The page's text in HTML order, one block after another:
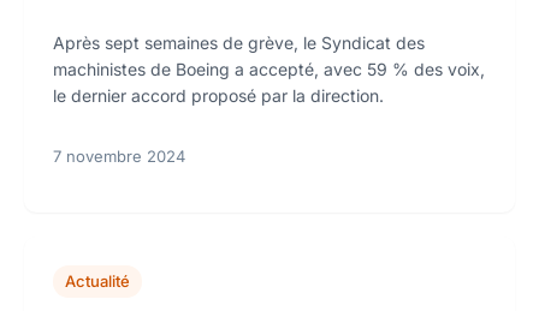
Après sept semaines de grève, le Syndicat des
machinistes de Boeing a accepté, avec 59 % des voix,
le dernier accord proposé par la direction.
7 novembre 2024
Actualité